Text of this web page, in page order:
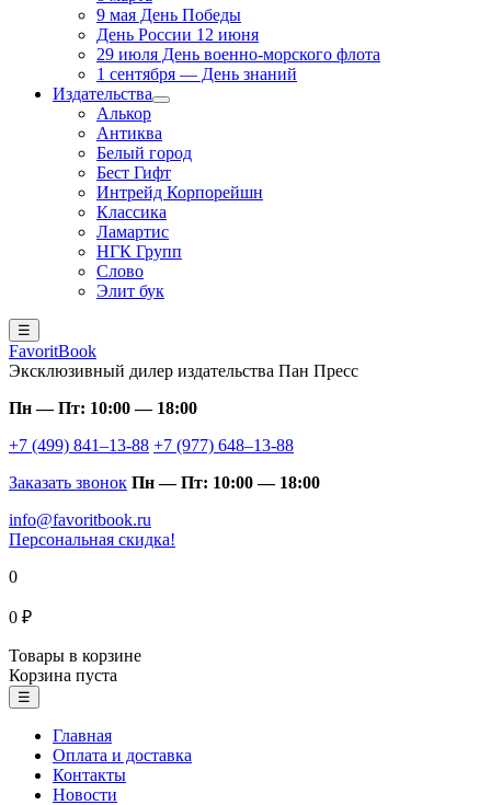
9 мая День Победы
День России 12 июня
29 июля День военно-морского флота
1 сентября — День знаний
Издательства
Алькор
Антиква
Белый город
Бест Гифт
Интрейд Корпорейшн
Классика
Ламартис
НГК Групп
Слово
Элит бук
☰
FavoritBook
Эксклюзивный дилер издательства Пан Пресс
Пн — Пт: 10:00 — 18:00
+7 (499) 841–13-88 +7 (977) 648–13-88
Заказать звонок Пн — Пт: 10:00 — 18:00
info@favoritbook.ru
Персональная скидка!
0
0 ₽
Товары в корзине
Корзина пуста
☰
Главная
Оплата и доставка
Контакты
Новости